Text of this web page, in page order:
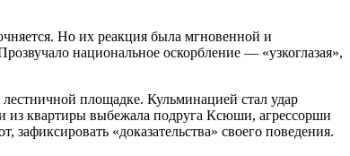
Но их реакция была мгновенной и
национальное оскорбление — «узкоглазая»,
площадке. Кульминацией стал удар
из квартиры выбежала подруга Ксюши, агрессорши
«доказательства» своего поведения.